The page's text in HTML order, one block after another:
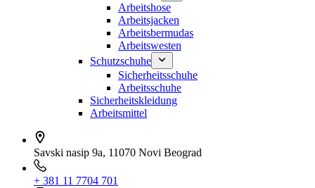
Arbeitshose
Arbeitsjacken
Arbeitsbermudas
Arbeitswesten
Schutzschuhe
Sicherheitsschuhe
Arbeitsschuhe
Sicherheitskleidung
Arbeitsmittel
Savski nasip 9a, 11070 Novi Beograd
+ 381 11 7704 701